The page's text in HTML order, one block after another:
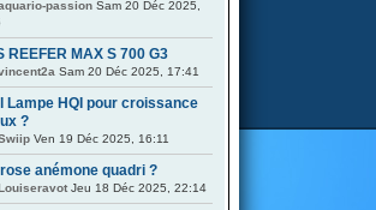
passion Sam 20 Déc 2025,
REEFER MAX S 700 G3
Sam 20 Déc 2025, 17:41
Lampe HQI pour croissance
?
Ven 19 Déc 2025, 16:11
anémone quadri ?
Jeu 18 Déc 2025, 22:14